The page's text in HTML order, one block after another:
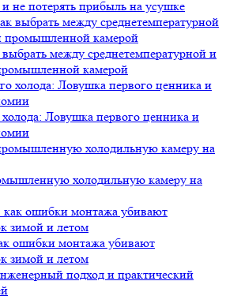
не потерять прибыль на усушке
между среднетемпературной и
камерой
Ловушка первого ценника и
холодильную камеру на
ошибки монтажа убивают
зимой и летом